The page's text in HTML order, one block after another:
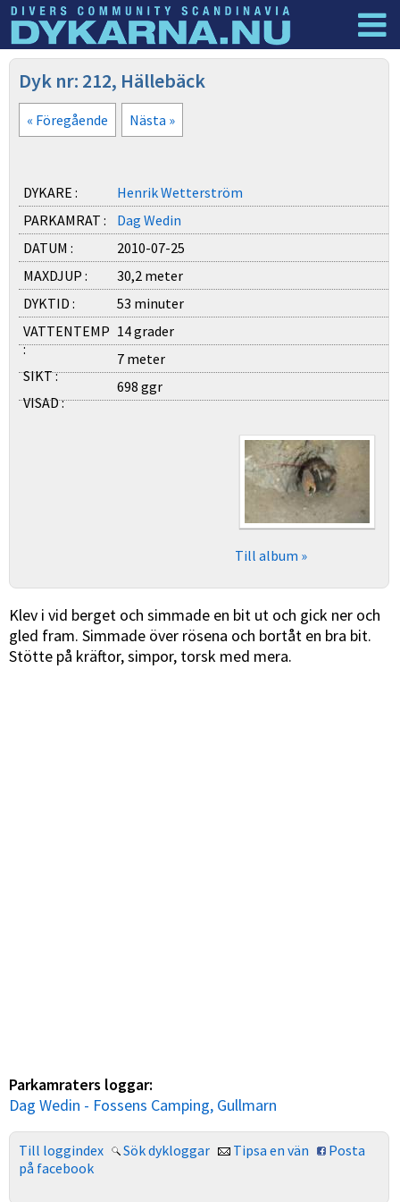
Dyknyheter
Dyk nr: 212, Hällebäck
« Föregående Nästa »
DYKARE :
Henrik Wetterström
PARKAMRAT :
Dag Wedin
DATUM :
2010-07-25
MAXDJUP :
30,2 meter
DYKTID :
53 minuter
VATTENTEMP
:
14 grader
SIKT :
7 meter
VISAD :
698 ggr
Till album »
Klev i vid berget och simmade en bit ut och gick ner och
gled fram. Simmade över rösena och bortåt en bra bit.
Stötte på kräftor, simpor, torsk med mera.
Parkamraters loggar:
Dag Wedin - Fossens Camping, Gullmarn
Till loggindex Sök dykloggar Tipsa en vän
Posta
på facebook